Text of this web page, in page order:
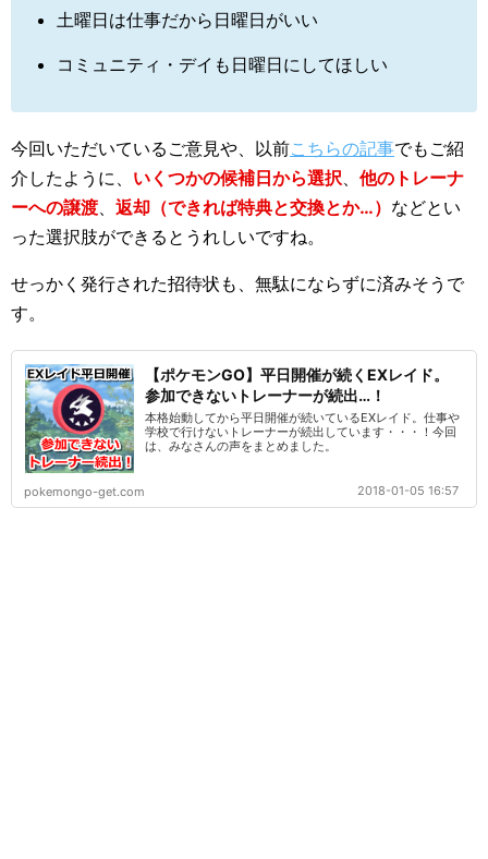
土曜日は仕事だから日曜日がいい
コミュニティ・デイも日曜日にしてほしい
今回いただいているご意見や、以前こちらの記事でもご紹
介したように、 いくつかの候補日から選択、 他のトレーナ
ーへの譲渡、 返却（できれば特典と交換とか…） などとい
った選択肢ができるとうれしいですね。
せっかく発行された招待状も、無駄にならずに済みそうで
す。
【ポケモンGO】平日開催が続くEXレイド。
参加できないトレーナーが続出…！
本格始動してから平日開催が続いているEXレイド。仕事や
学校で行けないトレーナーが続出しています・・・！今回
は、みなさんの声をまとめました。
pokemongo-get.com 2018-01-05 16:57